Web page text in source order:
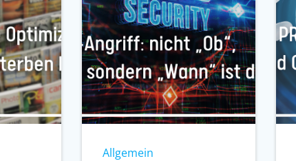
Allgemein